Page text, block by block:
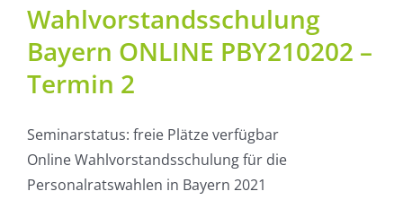
Wahlvorstandsschulung
Bayern ONLINE PBY210202 –
Termin 2
Seminarstatus: freie Plätze verfügbar
Online Wahlvorstandsschulung für die
Personalratswahlen in Bayern 2021